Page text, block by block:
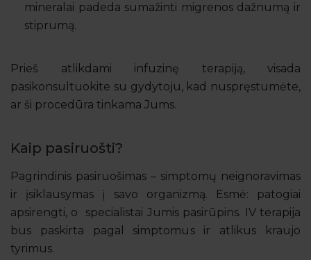
mineralai padeda sumažinti migrenos dažnumą ir
stiprumą.
Prieš atlikdami infuzinę terapiją, visada
pasikonsultuokite su gydytoju, kad nuspręstumėte,
ar ši procedūra tinkama Jums.
Kaip pasiruošti?
Pagrindinis pasiruošimas – simptomų neignoravimas
ir įsiklausymas į savo organizmą. Esmė: patogiai
apsirengti, o specialistai Jumis pasirūpins. IV terapija
bus paskirta pagal simptomus ir atlikus kraujo
tyrimus.